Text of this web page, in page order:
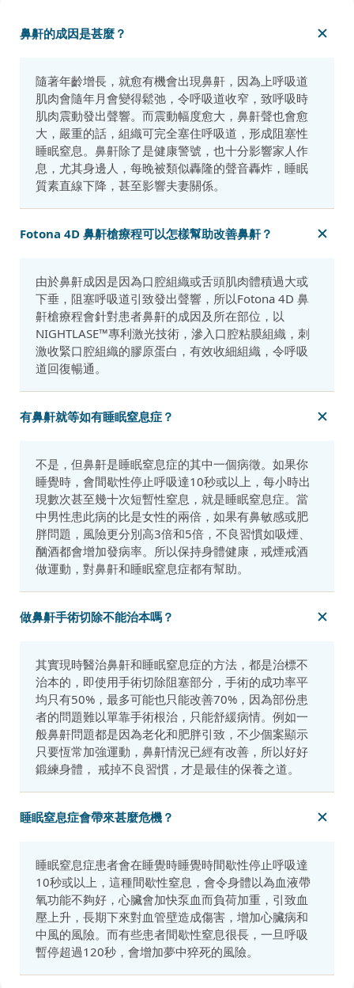
鼻鼾的成因是甚麼？
隨著年齡增長，就愈有機會出現鼻鼾，因為上呼吸道
肌肉會隨年月會變得鬆弛，令呼吸道收窄，致呼吸時
肌肉震動發出聲響。而震動幅度愈大，鼻鼾聲也會愈
大，嚴重的話，組織可完全塞住呼吸道，形成阻塞性
睡眠窒息。鼻鼾除了是健康警號，也十分影響家人作
息，尤其身邊人，每晚被類似轟隆的聲音轟炸，睡眠
質素直線下降，甚至影響夫妻關係。
Fotona 4D 鼻鼾槍療程可以怎樣幫助改善鼻鼾？
由於鼻鼾成因是因為口腔組織或舌頭肌肉體積過大或
下垂，阻塞呼吸道引致發出聲響，所以Fotona 4D 鼻
鼾槍療程會針對患者鼻鼾的成因及所在部位，以
NIGHTLASE™專利激光技術，滲入口腔粘膜組織，刺
激收緊口腔組織的膠原蛋白，有效收細組織，令呼吸
道回復暢通。
有鼻鼾就等如有睡眠窒息症？
不是，但鼻鼾是睡眠窒息症的其中一個病徵。如果你
睡覺時，會間歇性停止呼吸達10秒或以上，每小時出
現數次甚至幾十次短暫性窒息，就是睡眠窒息症。當
中男性患此病的比是女性的兩倍，如果有鼻敏感或肥
胖問題，風險更分別高3倍和5倍，不良習慣如吸煙、
酗酒都會增加發病率。所以保持身體健康，戒煙戒酒
做運動，對鼻鼾和睡眠窒息症都有幫助。
做鼻鼾手術切除不能治本嗎？
其實現時醫治鼻鼾和睡眠窒息症的方法，都是治標不
治本的，即使用手術切除阻塞部分，手術的成功率平
均只有50%，最多可能也只能改善70%，因為部份患
者的問題難以單靠手術根治，只能舒緩病情。例如一
般鼻鼾問題都是因為老化和肥胖引致，不少個案顯示
只要恆常加強運動，鼻鼾情況已經有改善，所以好好
鍛練身體， 戒掉不良習慣，才是最佳的保養之道。
睡眠窒息症會帶來甚麼危機？
睡眠窒息症患者會在睡覺時睡覺時間歇性停止呼吸達
10秒或以上，這種間歇性窒息，會令身體以為血液帶
氧功能不夠好，心臟會加快泵血而負荷加重，引致血
壓上升，長期下來對血管壁造成傷害，增加心臟病和
中風的風險。而有些患者間歇性窒息很長，一旦呼吸
暫停超過120秒，會增加夢中猝死的風險。